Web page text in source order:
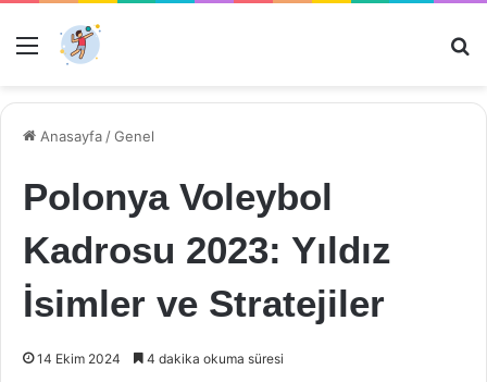
Menü
Anasayfa /Genel
Polonya Voleybol
Kadrosu 2023: Yıldız
İsimler ve Stratejiler
14 Ekim 2024 4 dakika okuma süresi